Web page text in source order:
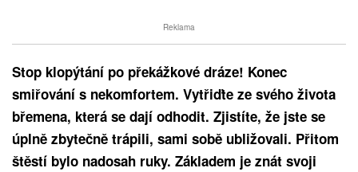
Reklama
Stop klopýtání po překážkové dráze! Konec
smiřování s nekomfortem. Vytřiďte ze svého života
břemena, která se dají odhodit. Zjistíte, že jste se
úplně zbytečně trápili, sami sobě ubližovali. Přitom
štěstí bylo nadosah ruky. Základem je znát svoji